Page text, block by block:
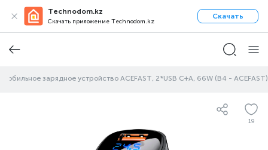
Technodom.kz
Скачать приложение Technodom.kz
Скачать
зарядное устройство ACEFAST, 2*USB C+A, 66W (B4 - ACEFAST)
19